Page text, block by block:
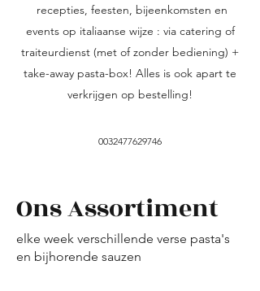
recepties, feesten, bijeenkomsten en
events op italiaanse wijze : via catering of
traiteurdienst (met of zonder bediening) +
take-away pasta-box! Alles is ook apart te
verkrijgen op bestelling!
0032477629746
Ons Assortiment
elke week verschillende verse pasta's
en bijhorende sauzen